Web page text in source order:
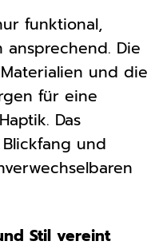
funktional,
Die
und die
für eine
Das
und
Stil vereint